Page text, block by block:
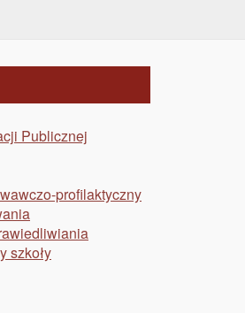
Publicznej
profilaktyczny
szkoły